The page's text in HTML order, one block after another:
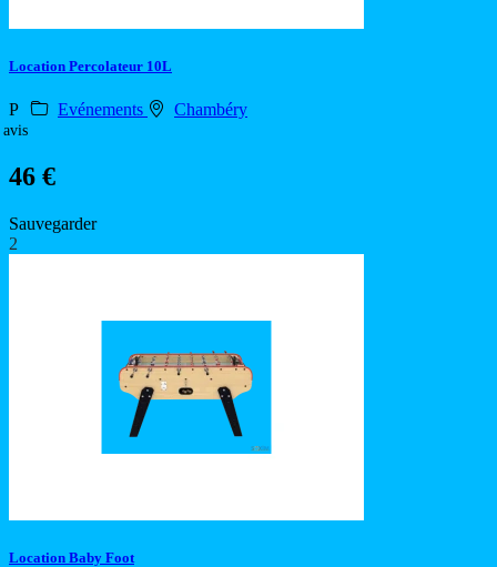
Location Percolateur 10L
P Evénements Chambéry
avis
46 €
Sauvegarder
2
Location Baby Foot